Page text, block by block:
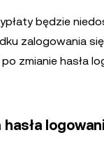
będzie
zalogowania
zmianie hasła